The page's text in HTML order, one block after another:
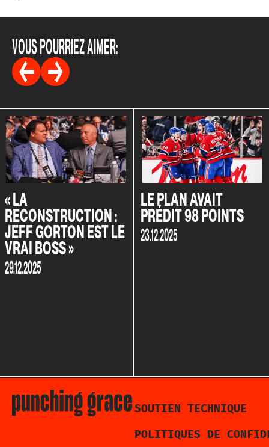
VOUS POURRIEZ AIMER:
« LA
RECONSTRUCTION :
JEFF GORTON EST LE
VRAI BOSS »
29.12.2025
LE PLAN AVAIT
PRÉDIT 98 POINTS
23.12.2025
SOUTIEN TECHNIQUE
POLITIQUES DE